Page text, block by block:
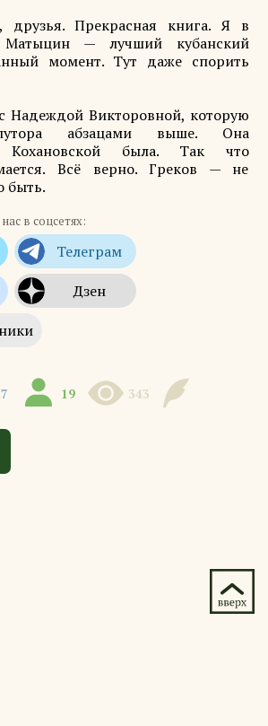
друзья. Прекрасная книга. Я в
Матыцин — лучший кубанский
момент. Тут даже спорить
Надеждой Викторовной, которую
абзацами выше. Она
Кохановской была. Так что
Всё верно. Греков — не
быть.
в соцсетях:
19 343